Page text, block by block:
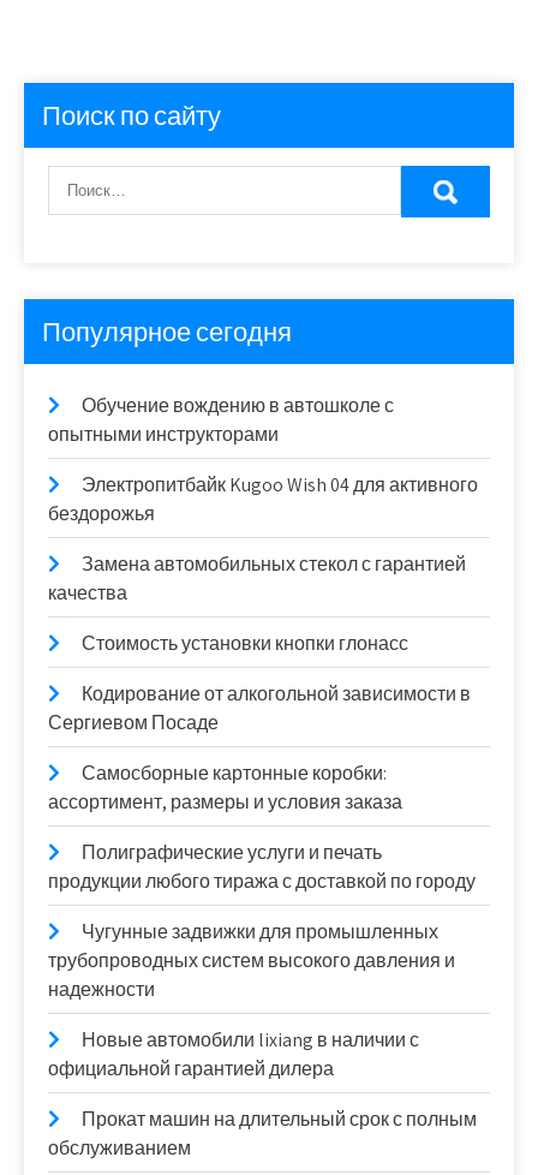
Поиск по сайту
Популярное сегодня
Обучение вождению в автошколе с
опытными инструкторами
Электропитбайк Kugoo Wish 04 для активного
бездорожья
Замена автомобильных стекол с гарантией
качества
Стоимость установки кнопки глонасс
Кодирование от алкогольной зависимости в
Сергиевом Посаде
Самосборные картонные коробки:
ассортимент, размеры и условия заказа
Полиграфические услуги и печать
продукции любого тиража с доставкой по городу
Чугунные задвижки для промышленных
трубопроводных систем высокого давления и
надежности
Новые автомобили lixiang в наличии с
официальной гарантией дилера
Прокат машин на длительный срок с полным
обслуживанием